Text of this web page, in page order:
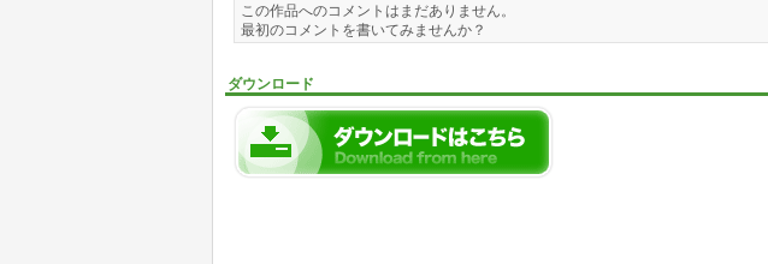
この作品へのコメントはまだありません。
最初のコメントを書いてみませんか？
ダウンロード